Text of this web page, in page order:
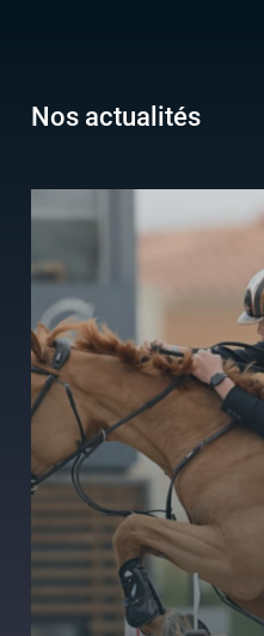
Nos actualités